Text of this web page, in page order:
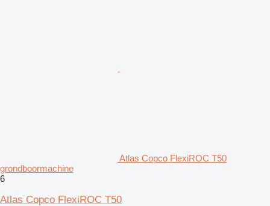
Atlas Copco FlexiROC T50
grondboormachine
6
Atlas Copco FlexiROC T50